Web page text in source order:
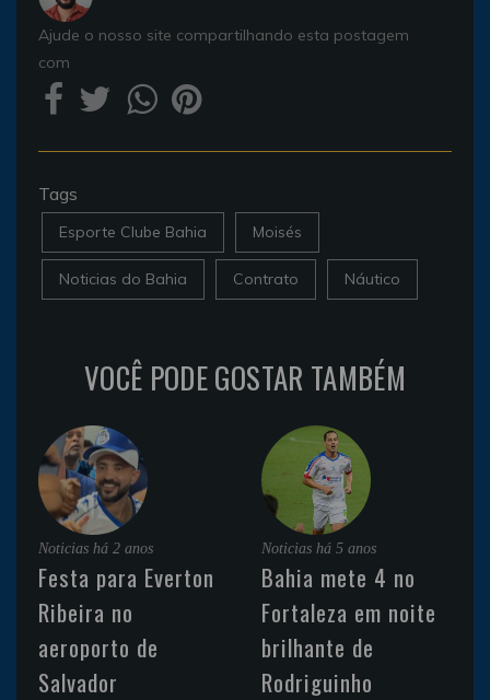
Ajude o nosso site compartilhando esta postagem
com
Tags
Esporte Clube Bahia Moisés
Noticias do Bahia Contrato Náutico
VOCÊ PODE GOSTAR TAMBÉM
Noticias há 2 anos
Festa para Everton
Ribeira no
aeroporto de
Salvador
Noticias há 5 anos
Bahia mete 4 no
Fortaleza em noite
brilhante de
Rodriguinho